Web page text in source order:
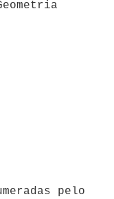
pelo